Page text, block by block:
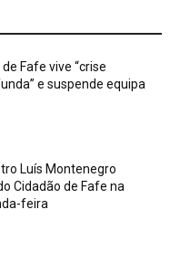
Fafe vive “crise
e suspende equipa
Luís Montenegro
Cidadão de Fafe na
feira